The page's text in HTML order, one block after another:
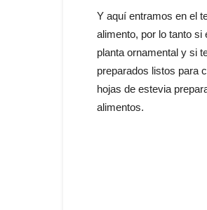
Y aquí entramos en el
alimento, por lo tanto si
planta ornamental y si
preparados listos para
hojas de estevia
alimentos.